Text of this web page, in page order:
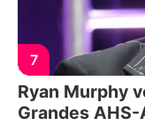
7
Ryan Murphy
Grandes